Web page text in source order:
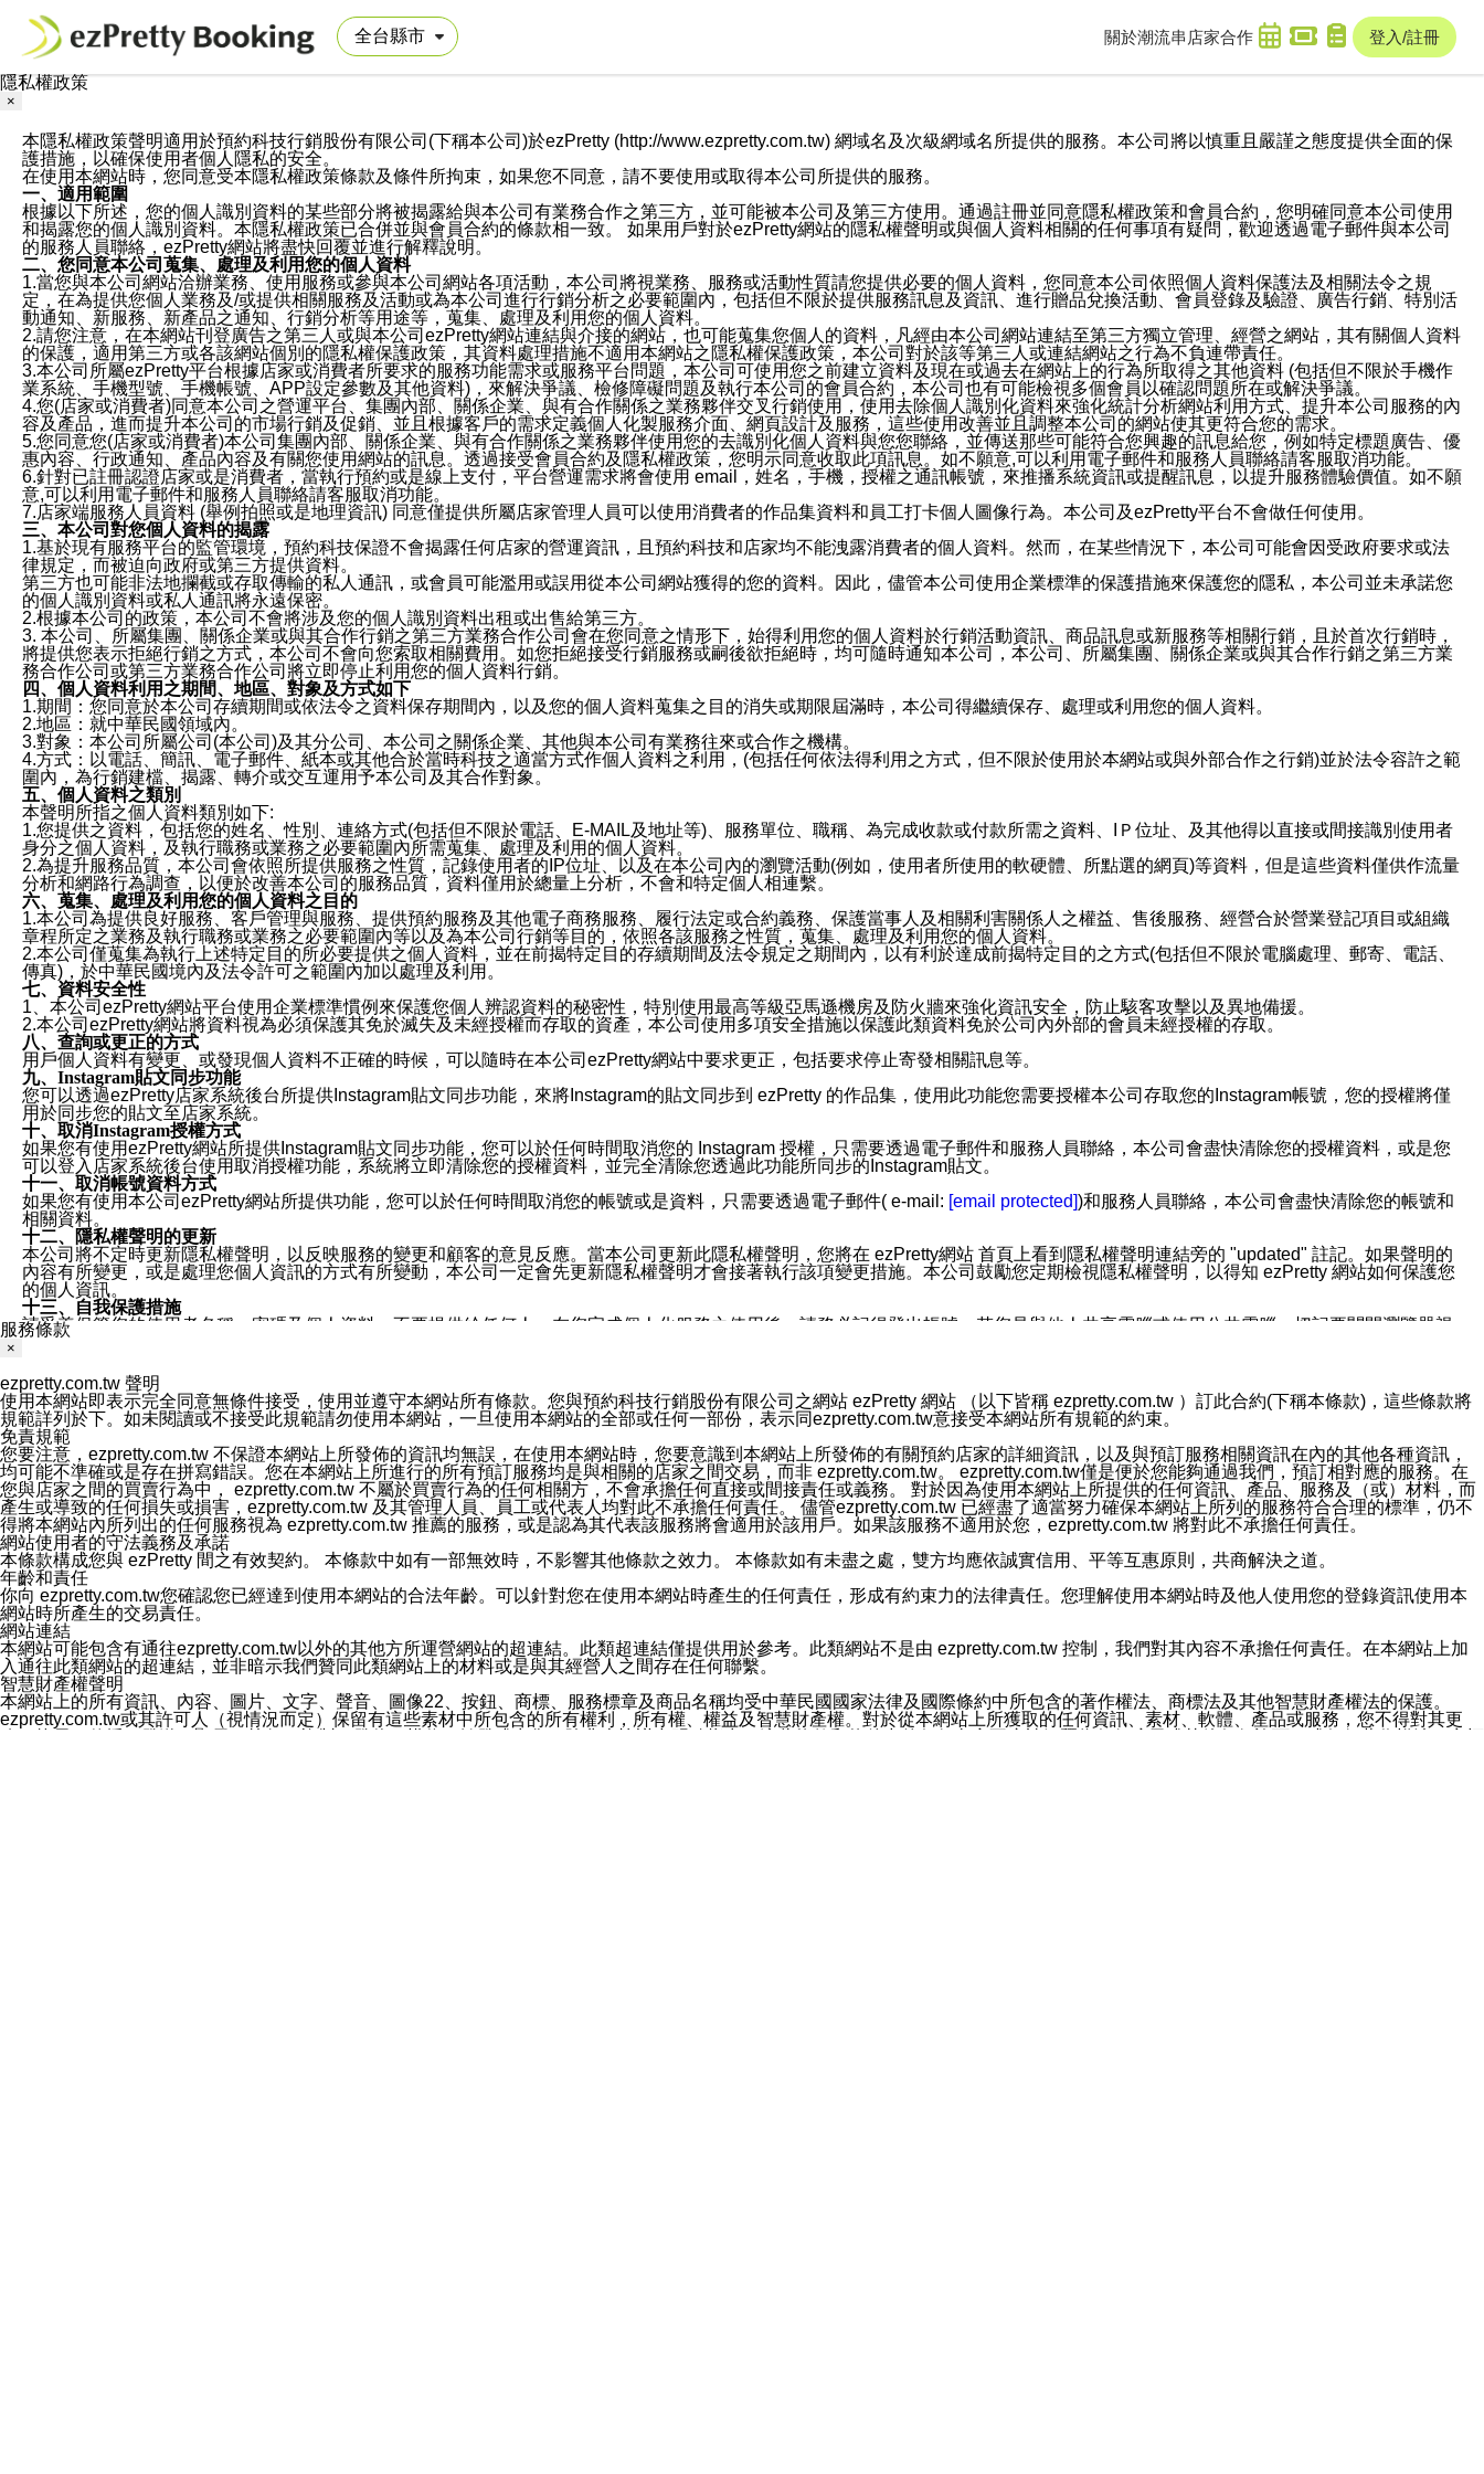
關於潮流串 店家合作 登入/註冊
隱私權政策
×
本隱私權政策聲明適用於預約科技行銷股份有限公司(下稱本公司)於ezPretty (http://www.ezpretty.com.tw) 網域名及次級網域名所提供的服務。本公司將以慎重且嚴謹之態度提供全面的保
護措施，以確保使用者個人隱私的安全。
在使用本網站時，您同意受本隱私權政策條款及條件所拘束，如果您不同意，請不要使用或取得本公司所提供的服務。
一、適用範圍
根據以下所述，您的個人識別資料的某些部分將被揭露給與本公司有業務合作之第三方，並可能被本公司及第三方使用。通過註冊並同意隱私權政策和會員合約，您明確同意本公司使用
和揭露您的個人識別資料。本隱私權政策已合併並與會員合約的條款相一致。 如果用戶對於ezPretty網站的隱私權聲明或與個人資料相關的任何事項有疑問，歡迎透過電子郵件與本公司
的服務人員聯絡，ezPretty網站將盡快回覆並進行解釋說明。
二、您同意本公司蒐集、處理及利用您的個人資料
1.當您與本公司網站洽辦業務、使用服務或參與本公司網站各項活動，本公司將視業務、服務或活動性質請您提供必要的個人資料，您同意本公司依照個人資料保護法及相關法令之規
定，在為提供您個人業務及/或提供相關服務及活動或為本公司進行行銷分析之必要範圍內，包括但不限於提供服務訊息及資訊、進行贈品兌換活動、會員登錄及驗證、廣告行銷、特別活
動通知、新服務、新產品之通知、行銷分析等用途等，蒐集、處理及利用您的個人資料。
2.請您注意，在本網站刊登廣告之第三人或與本公司ezPretty網站連結與介接的網站，也可能蒐集您個人的資料，凡經由本公司網站連結至第三方獨立管理、經營之網站，其有關個人資料
的保護，適用第三方或各該網站個別的隱私權保護政策，其資料處理措施不適用本網站之隱私權保護政策，本公司對於該等第三人或連結網站之行為不負連帶責任。
3.本公司所屬ezPretty平台根據店家或消費者所要求的服務功能需求或服務平台問題，本公司可使用您之前建立資料及現在或過去在網站上的行為所取得之其他資料 (包括但不限於手機作
業系統、手機型號、手機帳號、APP設定參數及其他資料)，來解決爭議、檢修障礙問題及執行本公司的會員合約，本公司也有可能檢視多個會員以確認問題所在或解決爭議。
4.您(店家或消費者)同意本公司之營運平台、集團內部、關係企業、與有合作關係之業務夥伴交叉行銷使用，使用去除個人識別化資料來強化統計分析網站利用方式、提升本公司服務的內
容及產品，進而提升本公司的市場行銷及促銷、並且根據客戶的需求定義個人化製服務介面、網頁設計及服務，這些使用改善並且調整本公司的網站使其更符合您的需求。
5.您同意您(店家或消費者)本公司集團內部、關係企業、與有合作關係之業務夥伴使用您的去識別化個人資料與您您聯絡，並傳送那些可能符合您興趣的訊息給您，例如特定標題廣告、優
惠內容、行政通知、產品內容及有關您使用網站的訊息。透過接受會員合約及隱私權政策，您明示同意收取此項訊息。如不願意,可以利用電子郵件和服務人員聯絡請客服取消功能。
6.針對已註冊認證店家或是消費者，當執行預約或是線上支付，平台營運需求將會使用 email，姓名，手機，授權之通訊帳號，來推播系統資訊或提醒訊息，以提升服務體驗價值。如不願
意,可以利用電子郵件和服務人員聯絡請客服取消功能。
7.店家端服務人員資料 (舉例拍照或是地理資訊) 同意僅提供所屬店家管理人員可以使用消費者的作品集資料和員工打卡個人圖像行為。本公司及ezPretty平台不會做任何使用。
三、本公司對您個人資料的揭露
1.基於現有服務平台的監管環境，預約科技保證不會揭露任何店家的營運資訊，且預約科技和店家均不能洩露消費者的個人資料。然而，在某些情況下，本公司可能會因受政府要求或法
律規定，而被迫向政府或第三方提供資料。
第三方也可能非法地攔截或存取傳輸的私人通訊，或會員可能濫用或誤用從本公司網站獲得的您的資料。因此，儘管本公司使用企業標準的保護措施來保護您的隱私，本公司並未承諾您
的個人識別資料或私人通訊將永遠保密。
2.根據本公司的政策，本公司不會將涉及您的個人識別資料出租或出售給第三方。
3. 本公司、所屬集團、關係企業或與其合作行銷之第三方業務合作公司會在您同意之情形下，始得利用您的個人資料於行銷活動資訊、商品訊息或新服務等相關行銷，且於首次行銷時，
將提供您表示拒絕行銷之方式，本公司不會向您索取相關費用。如您拒絕接受行銷服務或嗣後欲拒絕時，均可隨時通知本公司，本公司、所屬集團、關係企業或與其合作行銷之第三方業
務合作公司或第三方業務合作公司將立即停止利用您的個人資料行銷。
四、個人資料利用之期間、地區、對象及方式如下
1.期間：您同意於本公司存續期間或依法令之資料保存期間內，以及您的個人資料蒐集之目的消失或期限屆滿時，本公司得繼續保存、處理或利用您的個人資料。
2.地區：就中華民國領域內。
3.對象：本公司所屬公司(本公司)及其分公司、本公司之關係企業、其他與本公司有業務往來或合作之機構。
4.方式：以電話、簡訊、電子郵件、紙本或其他合於當時科技之適當方式作個人資料之利用，(包括任何依法得利用之方式，但不限於使用於本網站或與外部合作之行銷)並於法令容許之範
圍內，為行銷建檔、揭露、轉介或交互運用予本公司及其合作對象。
五、個人資料之類別
本聲明所指之個人資料類別如下:
1.您提供之資料，包括您的姓名、性別、連絡方式(包括但不限於電話、E-MAIL及地址等)、服務單位、職稱、為完成收款或付款所需之資料、IＰ位址、及其他得以直接或間接識別使用者
身分之個人資料，及執行職務或業務之必要範圍內所需蒐集、處理及利用的個人資料。
2.為提升服務品質，本公司會依照所提供服務之性質，記錄使用者的IP位址、以及在本公司內的瀏覽活動(例如，使用者所使用的軟硬體、所點選的網頁)等資料，但是這些資料僅供作流量
分析和網路行為調查，以便於改善本公司的服務品質，資料僅用於總量上分析，不會和特定個人相連繫。
六、蒐集、處理及利用您的個人資料之目的
1.本公司為提供良好服務、客戶管理與服務、提供預約服務及其他電子商務服務、履行法定或合約義務、保護當事人及相關利害關係人之權益、售後服務、經營合於營業登記項目或組織
章程所定之業務及執行職務或業務之必要範圍內等以及為本公司行銷等目的，依照各該服務之性質，蒐集、處理及利用您的個人資料。
2.本公司僅蒐集為執行上述特定目的所必要提供之個人資料，並在前揭特定目的存續期間及法令規定之期間內，以有利於達成前揭特定目的之方式(包括但不限於電腦處理、郵寄、電話、
傳真)，於中華民國境內及法令許可之範圍內加以處理及利用。
七、資料安全性
1、本公司ezPretty網站平台使用企業標準慣例來保護您個人辨認資料的秘密性，特別使用最高等級亞馬遜機房及防火牆來強化資訊安全，防止駭客攻擊以及異地備援。
2.本公司ezPretty網站將資料視為必須保護其免於滅失及未經授權而存取的資產，本公司使用多項安全措施以保護此類資料免於公司內外部的會員未經授權的存取。
八、查詢或更正的方式
用戶個人資料有變更、或發現個人資料不正確的時候，可以隨時在本公司ezPretty網站中要求更正，包括要求停止寄發相關訊息等。
九、Instagram貼文同步功能
您可以透過ezPretty店家系統後台所提供Instagram貼文同步功能，來將Instagram的貼文同步到 ezPretty 的作品集，使用此功能您需要授權本公司存取您的Instagram帳號，您的授權將僅
用於同步您的貼文至店家系統。
十、取消Instagram授權方式
如果您有使用ezPretty網站所提供Instagram貼文同步功能，您可以於任何時間取消您的 Instagram 授權，只需要透過電子郵件和服務人員聯絡，本公司會盡快清除您的授權資料，或是您
可以登入店家系統後台使用取消授權功能，系統將立即清除您的授權資料，並完全清除您透過此功能所同步的Instagram貼文。
十一、取消帳號資料方式
如果您有使用本公司ezPretty網站所提供功能，您可以於任何時間取消您的帳號或是資料，只需要透過電子郵件( e-mail: [email protected])和服務人員聯絡，本公司會盡快清除您的帳號和
相關資料。
十二、隱私權聲明的更新
本公司將不定時更新隱私權聲明，以反映服務的變更和顧客的意見反應。當本公司更新此隱私權聲明，您將在 ezPretty網站 首頁上看到隱私權聲明連結旁的 "updated" 註記。如果聲明的
內容有所變更，或是處理您個人資訊的方式有所變動，本公司一定會先更新隱私權聲明才會接著執行該項變更措施。本公司鼓勵您定期檢視隱私權聲明，以得知 ezPretty 網站如何保護您
的個人資訊。
十三、自我保護措施
請妥善保管您的使用者名稱、密碼及個人資料，不要提供給任何人。在您完成個人化服務之使用後，請務必記得登出帳號。若您是與他人共享電腦或使用公共電腦，切記要關閉瀏覽器視
窗，以防止他人讀取您的個人資料、信件或進入所機關管理區。
您同意本公司網站，透過您所提供的郵件地址與您取得聯絡並傳送或宣傳本網站各項服務之資料或電子郵件供您參考。您能依照該資料或電子郵件所指示之方法、說明或功能連結，隨時
停止接收這些資料或電子郵件。
十五、訊息通知
本公司/本服務將以通知型訊息傳送重要訊息給您。即使未加入本公司/本服務好友，您仍可接收到通知型訊息。
本公司/本服務傳送之通知型訊息以對您有效且重要的訊息為限，以廣告或其他目的的訊息皆不會被傳送。滿足以下三個條件者，將可收到通知型訊息。
1.LINE 帳號設定的電話號碼與本公司/本服務所傳來的電話號碼比對相符。
2.該 LINE 帳號已在 LINE APP 設定中，同意接收通知型訊息。
3.LINE 帳號未封鎖傳送訊息之 LINE 官方帳號。
欲變更通知型訊息的設定，操作如下：
1.點選「主頁」＞「設定」
2.點選「隱私設定」
3.點選「提供使用資料」
4.點選「LINE通知型訊息」
5.開關「接收LINE通知型訊息」
❗️關閉「接收通知型訊息」後，將不會接收到來自任何企業官方帳號或認證官方帳號的通知型訊息。
服務條款
×
ezpretty.com.tw 聲明
使用本網站即表示完全同意無條件接受，使用並遵守本網站所有條款。您與預約科技行銷股份有限公司之網站 ezPretty 網站 （以下皆稱 ezpretty.com.tw ）訂此合約(下稱本條款)，這些條款將
規範詳列於下。如未閱讀或不接受此規範請勿使用本網站，一旦使用本網站的全部或任何一部份，表示同ezpretty.com.tw意接受本網站所有規範的約束。
免責規範
您要注意，ezpretty.com.tw 不保證本網站上所發佈的資訊均無誤，在使用本網站時，您要意識到本網站上所發佈的有關預約店家的詳細資訊，以及與預訂服務相關資訊在內的其他各種資訊，
均可能不準確或是存在拼寫錯誤。您在本網站上所進行的所有預訂服務均是與相關的店家之間交易，而非 ezpretty.com.tw。 ezpretty.com.tw僅是便於您能夠通過我們，預訂相對應的服務。在
您與店家之間的買賣行為中， ezpretty.com.tw 不屬於買賣行為的任何相關方，不會承擔任何直接或間接責任或義務。 對於因為使用本網站上所提供的任何資訊、產品、服務及（或）材料，而
產生或導致的任何損失或損害，ezpretty.com.tw 及其管理人員、員工或代表人均對此不承擔任何責任。 儘管ezpretty.com.tw 已經盡了適當努力確保本網站上所列的服務符合合理的標準，仍不
得將本網站內所列出的任何服務視為 ezpretty.com.tw 推薦的服務，或是認為其代表該服務將會適用於該用戶。如果該服務不適用於您，ezpretty.com.tw 將對此不承擔任何責任。
網站使用者的守法義務及承諾
本條款構成您與 ezPretty 間之有效契約。 本條款中如有一部無效時，不影響其他條款之效力。 本條款如有未盡之處，雙方均應依誠實信用、平等互惠原則，共商解決之道。
年齡和責任
你向 ezpretty.com.tw您確認您已經達到使用本網站的合法年齡。可以針對您在使用本網站時產生的任何責任，形成有約束力的法律責任。您理解使用本網站時及他人使用您的登錄資訊使用本
網站時所產生的交易責任。
網站連結
本網站可能包含有通往ezpretty.com.tw以外的其他方所運營網站的超連結。此類超連結僅提供用於參考。此類網站不是由 ezpretty.com.tw 控制，我們對其內容不承擔任何責任。在本網站上加
入通往此類網站的超連結，並非暗示我們贊同此類網站上的材料或是與其經營人之間存在任何聯繫。
智慧財產權聲明
本網站上的所有資訊、內容、圖片、文字、聲音、圖像22、按鈕、商標、服務標章及商品名稱均受中華民國國家法律及國際條約中所包含的著作權法、商標法及其他智慧財產權法的保護。
ezpretty.com.tw或其許可人（視情況而定）保留有這些素材中所包含的所有權利，所有權、權益及智慧財產權。對於從本網站上所獲取的任何資訊、素材、軟體、產品或服務，您不得對其更